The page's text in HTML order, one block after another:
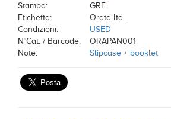
Stampa:
GRE
Etichetta:
Orata ltd.
Condizioni:
USED
N°Cat. / Barcode:
ORAPAN001
Note:
Slipcase + booklet